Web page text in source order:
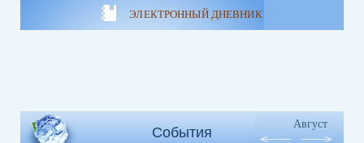
ЭЛЕКТРОННЫЙ ДНЕВНИК
События
Август